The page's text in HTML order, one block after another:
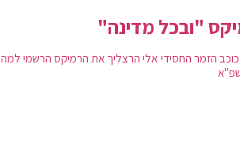
"ובכל מדינה"
הזמר החסידי אלי הרצליך את הרמיקס הרשמי למה